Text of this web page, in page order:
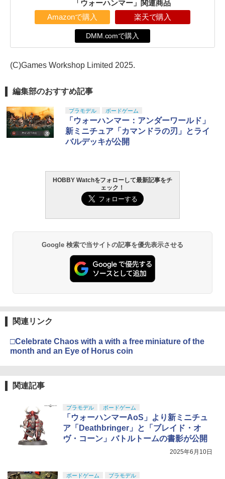
「ウォーハンマー」関連商品
Amazonで購入 楽天で購入
DMM.comで購入
(C)Games Workshop Limited 2025.
編集部のおすすめ記事
プラモデル ボードゲーム
「ウォーハンマー：アンダーワールド」
新ミニチュア「カマンドラの刃」とライ
バルデッキが公開
HOBBY Watchをフォローして最新記事をチ
ェック！
Google 検索で当サイトの記事を優先表示させる
関連リンク
□Celebrate Chaos with a with a free miniature of the
month and an Eye of Horus coin
関連記事
プラモデル ボードゲーム
「ウォーハンマーAoS」より新ミニチュ
ア「Deathbringer」と「ブレイド・オ
ヴ・コーン」バトルトームの書影が公開
2025年6月10日
ボードゲーム
プラモデル